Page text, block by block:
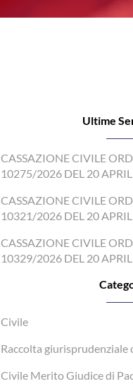
Ultime
CASSAZIONE CIVILE
10275/2026 DEL 20
CASSAZIONE CIVILE
10321/2026 DEL 20
CASSAZIONE CIVILE
10329/2026 DEL 20
Civile
Raccolta giurisprudenziale
Civile Merito Giudice di